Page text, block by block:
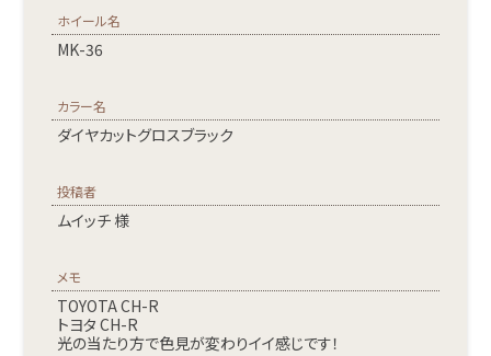
ホイール名
MK-36
カラー名
ダイヤカットグロスブラック
投稿者
ムイッチ 様
メモ
TOYOTA CH-R
トヨタ CH-R
光の当たり方で色見が変わりイイ感じです！